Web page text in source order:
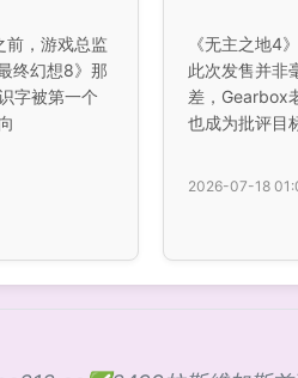
前，游戏总监
终幻想8》那
字被第一个
《无主之地4
此次发售并非
差，Gearbox
也成为批评目
2026-07-18